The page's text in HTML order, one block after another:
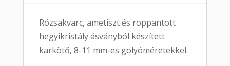
Rózsakvarc, ametiszt és roppantott
hegyikristály ásványból készített
karkötő, 8-11 mm-es golyóméretekkel.